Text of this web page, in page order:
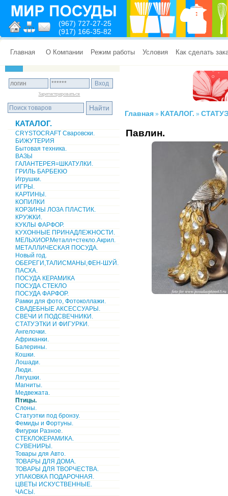
(967) 727-27-25
(917) 166-35-82
Главная О Компании Режим работы Условия Как сделать
Зарегистрироваться
КАТАЛОГ.
CRYSTOCRAFT Сваровски.
БИЖУТЕРИЯ
Бытовая техника.
ВАЗЫ
ГАЛАНТЕРЕЯ=ШКАТУЛКИ.
ГРИЛЬ БАРБЕКЮ
Игрушки.
ИГРЫ.
КАРТИНЫ.
КОПИЛКИ
КОРЗИНЫ ЛОЗА ПЛАСТИК.
КРУЖКИ.
КУКЛЫ ФАРФОР.
КУХОННЫЕ ПРИНАДЛЕЖНОСТИ.
МЕЛЬХИОР.Металл+стекло.Акрил.
МЕТАЛЛИЧЕСКАЯ ПОСУДА.
Новый год.
ОБЕРЕГИ,ТАЛИСМАНЫ,ФЕН-ШУЙ.
ПАСХА.
ПОСУДА КЕРАМИКА
ПОСУДА СТЕКЛО
ПОСУДА ФАРФОР.
Рамки для фото, Фотоколлажи.
СВАДЕБНЫЕ АКСЕССУАРЫ.
СВЕЧИ И ПОДСВЕЧНИКИ.
СТАТУЭТКИ И ФИГУРКИ.
Ангелочки.
Африканки.
Балерины.
Кошки.
Лошади.
Люди.
Лягушки.
Магниты.
Медвежата.
Птицы.
Слоны.
Статуэтки под бронзу.
Фемиды и Фортуны.
Фигурки Разное.
СТЕКЛОКЕРАМИКА.
СУВЕНИРЫ.
Товары для Авто.
ТОВАРЫ ДЛЯ ДОМА.
ТОВАРЫ ДЛЯ ТВОРЧЕСТВА.
УПАКОВКА ПОДАРОЧНАЯ.
ЦВЕТЫ ИСКУСТВЕННЫЕ.
ЧАСЫ.
Главная » КАТАЛОГ. »
Павлин.